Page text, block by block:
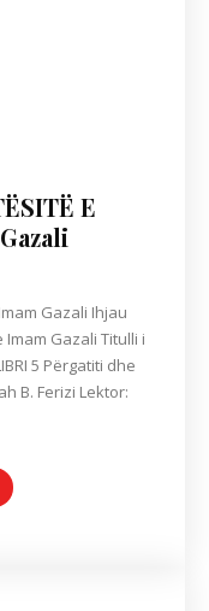
E
Gazali Ihjau
Gazali Titulli i
5 Përgatiti dhe
B. Ferizi Lektor: